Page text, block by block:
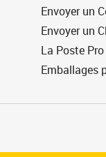
Envoyer un
Envoyer un
La Poste
Emballages